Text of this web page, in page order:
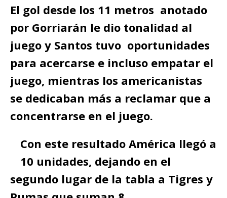
El gol desde los 11 metros anotado
por Gorriarán le dio tonalidad al
juego y Santos tuvo oportunidades
para acercarse e incluso empatar el
juego, mientras los americanistas
se dedicaban más a reclamar que a
concentrarse en el juego.
Con este resultado América llegó a
10 unidades, dejando en el
segundo lugar de la tabla a Tigres y